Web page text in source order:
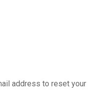
address to reset your